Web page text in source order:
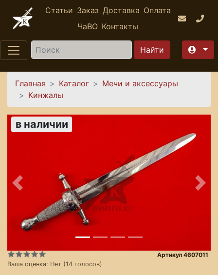
Перейти к основному содержанию
Статьи Заказ Доставка Оплата
ЧаВО Контакты
Найти
Вы здесь
Главная Каталог
Мечи и аксессуары
Кинжалы
в наличии
Предыдущее
Ваша оценка: Нет (14 голосов)
Артикул 4607011